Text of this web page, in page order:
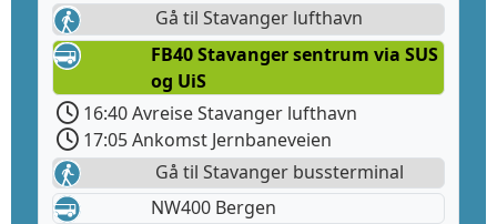
Gå til Stavanger lufthavn
FB40 Stavanger sentrum via SUS
og UiS
16:40 Avreise Stavanger lufthavn
17:05 Ankomst Jernbaneveien
Gå til Stavanger bussterminal
NW400 Bergen